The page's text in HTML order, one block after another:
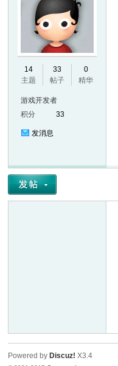
14
主题
33
帖子
0
精华
游戏开发者
积分
33
发消息
Powered by Discuz! X3.4